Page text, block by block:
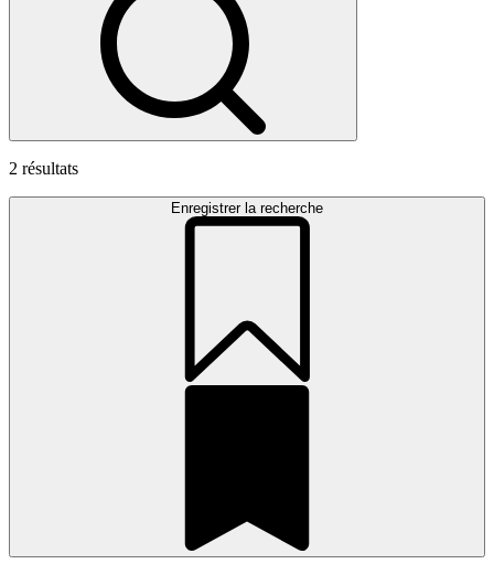
2 résultats
Enregistrer la recherche